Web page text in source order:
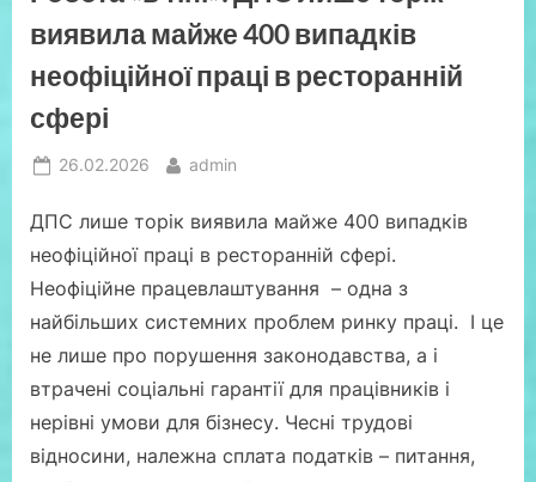
25.02.2026р.
темою
кримінальних
проваджень
господарської
діяльності,
знати
особам
податків,
захиститись
необґрунтованих
контролюючих
правоохоронних
Анонс
виявила майже 400 випадків
неофіційної праці в ресторанній
сфері
Posted
26.02.2026 By
admin
ДПС лише торік виявила майже 400 випадків
неофіційної праці в ресторанній сфері.
Неофіційне працевлаштування – одна з
найбільших системних проблем ринку праці. І це
не лише про порушення законодавства, а і
втрачені соціальні гарантії для працівників і
нерівні умови для бізнесу. Чесні трудові
відносини, належна сплата податків – питання,